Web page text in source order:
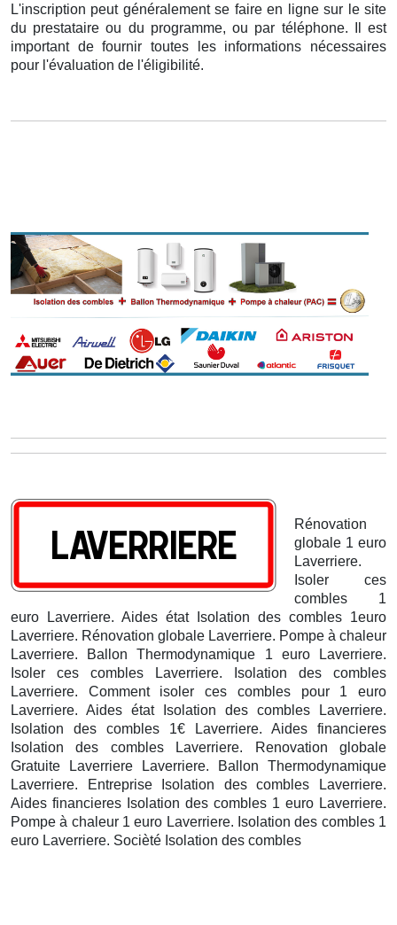
L'inscription peut généralement se faire en ligne sur le site
du prestataire ou du programme, ou par téléphone. Il est
important de fournir toutes les informations nécessaires
pour l'évaluation de l'éligibilité.
Rénovation
globale 1 euro
Laverriere.
Isoler ces
combles 1
euro Laverriere. Aides état Isolation des combles 1euro
Laverriere. Rénovation globale Laverriere. Pompe à chaleur
Laverriere.
Ballon Thermodynamique 1 euro Laverriere.
Isoler ces combles Laverriere. Isolation des combles
Laverriere. Comment isoler ces combles pour 1 euro
Laverriere. Aides état Isolation des combles Laverriere.
Isolation des combles 1€ Laverriere. Aides financieres
Isolation des combles Laverriere. Renovation globale
Gratuite Laverriere Laverriere. Ballon Thermodynamique
Laverriere. Entreprise Isolation des combles Laverriere.
Aides financieres Isolation des combles 1 euro Laverriere.
Pompe à chaleur 1 euro Laverriere. Isolation des combles 1
euro Laverriere. Socièté Isolation des combles